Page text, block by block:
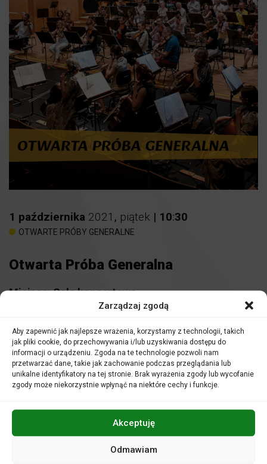
Zarządzaj zgodą
Aby zapewnić jak najlepsze wrażenia, korzystamy z technologii, takich
jak pliki cookie, do przechowywania i/lub uzyskiwania dostępu do
informacji o urządzeniu. Zgoda na te technologie pozwoli nam
przetwarzać dane, takie jak zachowanie podczas przeglądania lub
unikalne identyfikatory na tej stronie. Brak wyrażenia zgody lub wycofanie
zgody może niekorzystnie wpłynąć na niektóre cechy i funkcje.
Akceptuję
Odmawiam
1 października 2021 , piątek | 10:30
OTWARTE PRÓBY GENERALNE
Otwarta Próba Generalna
Miejsce:Sala koncertowa
Piątkowe poranki w Filharmonii Opolskiej nie są kolejnym
zwykłym dniem pracy. W tym czasie odbywa się
najważniejsza próba – próba generalna. Jest to ostatni
koncertem.
Dla słuchaczy jest to okazja, aby uczestniczyć w procesie
kreowania sztuki. Zobaczyć, a przede wszystkim usłyszeć,
w jaki sposób profesjonalni muzycy przygotowują się do
wykonania koncertu. Spotkania te dają możliwość